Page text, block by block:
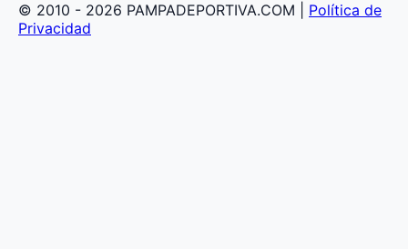
© 2010 - 2026 PAMPADEPORTIVA.COM | Política de
Privacidad